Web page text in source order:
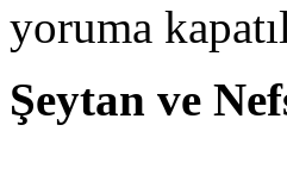
yoruma
Şeytan ve